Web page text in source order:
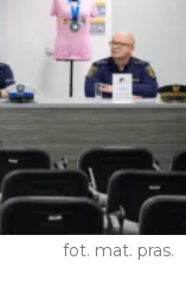
fot. mat. pras.